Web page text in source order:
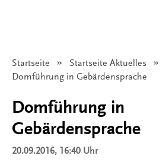
Startseite Startseite Aktuelles
Angezeigt:
Domführung in Gebärdensprache
Domführung in
Gebärdensprache
20.09.2016, 16:40 Uhr